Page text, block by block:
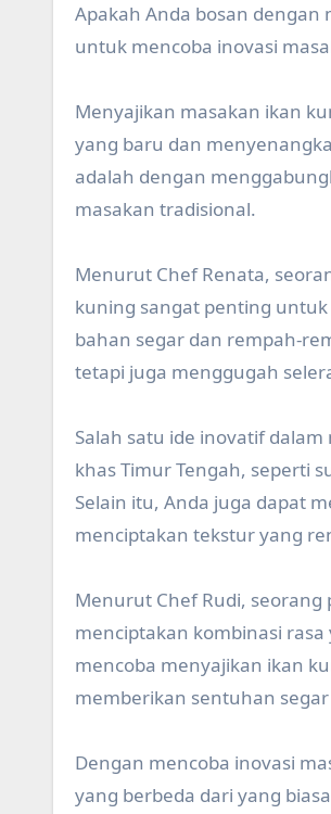
Apakah Anda bosan dengan
untuk mencoba inovasi
Menyajikan masakan ikan
yang baru dan
adalah dengan
masakan tradisional.
Menurut Chef Renata,
kuning sangat penting
bahan segar dan rempah-
tetapi juga menggugah
Salah satu ide inovatif
khas Timur Tengah, seperti
Selain itu, Anda juga dapat
menciptakan tekstur yang
Menurut Chef Rudi,
menciptakan kombinasi
mencoba menyajikan ikan
memberikan sentuhan
Dengan mencoba inovasi
yang berbeda dari yang